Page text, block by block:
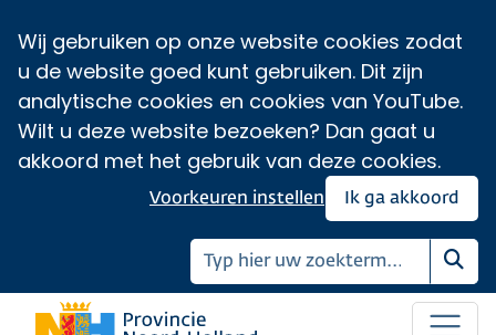
Wij gebruiken op onze website cookies zodat
u de website goed kunt gebruiken. Dit zijn
analytische cookies en cookies van YouTube.
Wilt u deze website bezoeken? Dan gaat u
akkoord met het gebruik van deze cookies.
Ik ga akkoord
Voorkeuren instellen